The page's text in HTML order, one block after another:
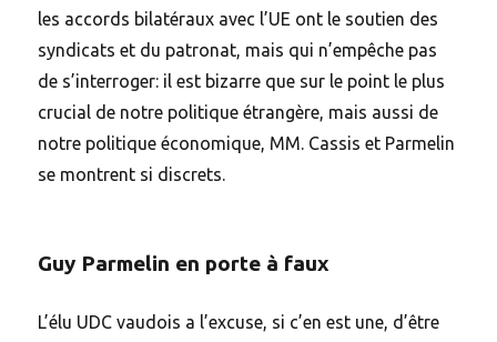
les accords bilatéraux avec l’UE ont le soutien des
syndicats et du patronat, mais qui n’empêche pas
de s’interroger: il est bizarre que sur le point le plus
crucial de notre politique étrangère, mais aussi de
notre politique économique, MM. Cassis et Parmelin
se montrent si discrets.
Guy Parmelin en porte à faux
L’élu UDC vaudois a l’excuse, si c’en est une, d’être